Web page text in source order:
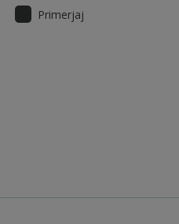
Primerjaj